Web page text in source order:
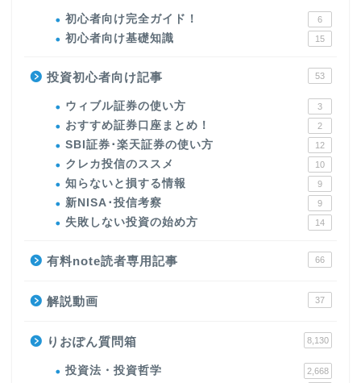
初心者向け完全ガイド！ 6
初心者向け基礎知識 15
投資初心者向け記事 53
ウィブル証券の使い方 3
おすすめ証券口座まとめ！ 2
SBI証券･楽天証券の使い方 12
クレカ投信のススメ 10
知らないと損する情報 9
新NISA･投信考察 9
失敗しない投資の始め方 14
有料note読者専用記事 66
解説動画 37
りおぽん質問箱 8,130
投資法・投資哲学 2,668